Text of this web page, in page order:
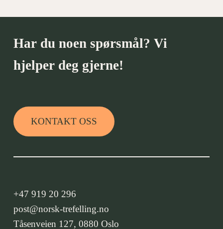
Har du noen spørsmål? Vi
hjelper deg gjerne!
KONTAKT OSS
+47 919 20 296
post@norsk-trefelling.no
Tåsenveien 127, 0880 Oslo